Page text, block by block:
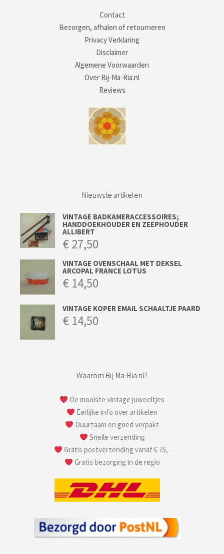
Contact
Bezorgen, afhalen of retourneren
Privacy Verklaring
Disclaimer
Algemene Voorwaarden
Over Bij-Ma-Ria.nl
Reviews
Nieuwste artikelen
VINTAGE BADKAMERACCESSOIRES;
HANDDOEKHOUDER EN ZEEPHOUDER
ALLIBERT
€27,50
VINTAGE OVENSCHAAL MET DEKSEL
ARCOPAL FRANCE LOTUS
€ 14,50
VINTAGE KOPER EMAIL SCHAALTJE PAARD
€ 14,50
Waarom Bij-Ma-Ria.nl?
De mooiste vintage juweeltjes
Eerlijke info over artikelen
Duurzaam en goed verpakt
Snelle verzending
Gratis postverzending vanaf € 75,-
Gratis bezorging in de regio